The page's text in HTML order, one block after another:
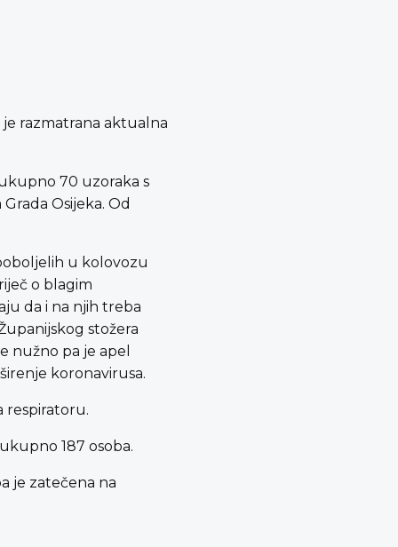
je razmatrana aktualna
70 uzoraka s
Osijeka. Od
u kolovozu
o blagim
da i na njih treba
stožera
nužno pa je apel
koronavirusa.
respiratoru.
187 osoba.
je zatečena na